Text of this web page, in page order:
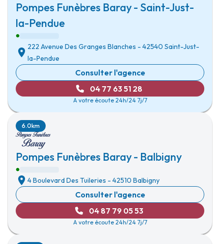
Pompes Funèbres Baray - Saint-Just-
la-Pendue
222 Avenue Des Granges Blanches - 42540 Saint-Just-
la-Pendue
Consulter l'agence
04 77 63 51 28
A votre écoute 24h/24 7j/7
Pompes Funèbres Baray - Balbigny
6.0km
4 Boulevard Des Tuileries - 42510 Balbigny
Consulter l'agence
04 87 79 05 53
A votre écoute 24h/24 7j/7